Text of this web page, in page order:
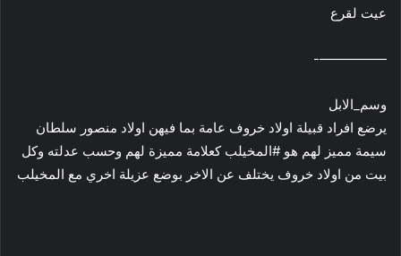
عيت لقرع
—————-
وسم_الابل
يرضع افراد قبيلة اولاد خروف عامة بما فيهن اولاد منصور سلطان
سيمة مميز لهم هو #المخيلب كعلامة مميزة لهم وحسب عدلته وكل
بيت من اولاد خروف يختلف عن الاخر بوضع عزيلة اخري مع المخيلب